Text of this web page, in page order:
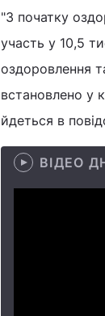
"З початку
участь у 10,5
оздоровлення
встановлено у
йдеться в
ВІДЕО